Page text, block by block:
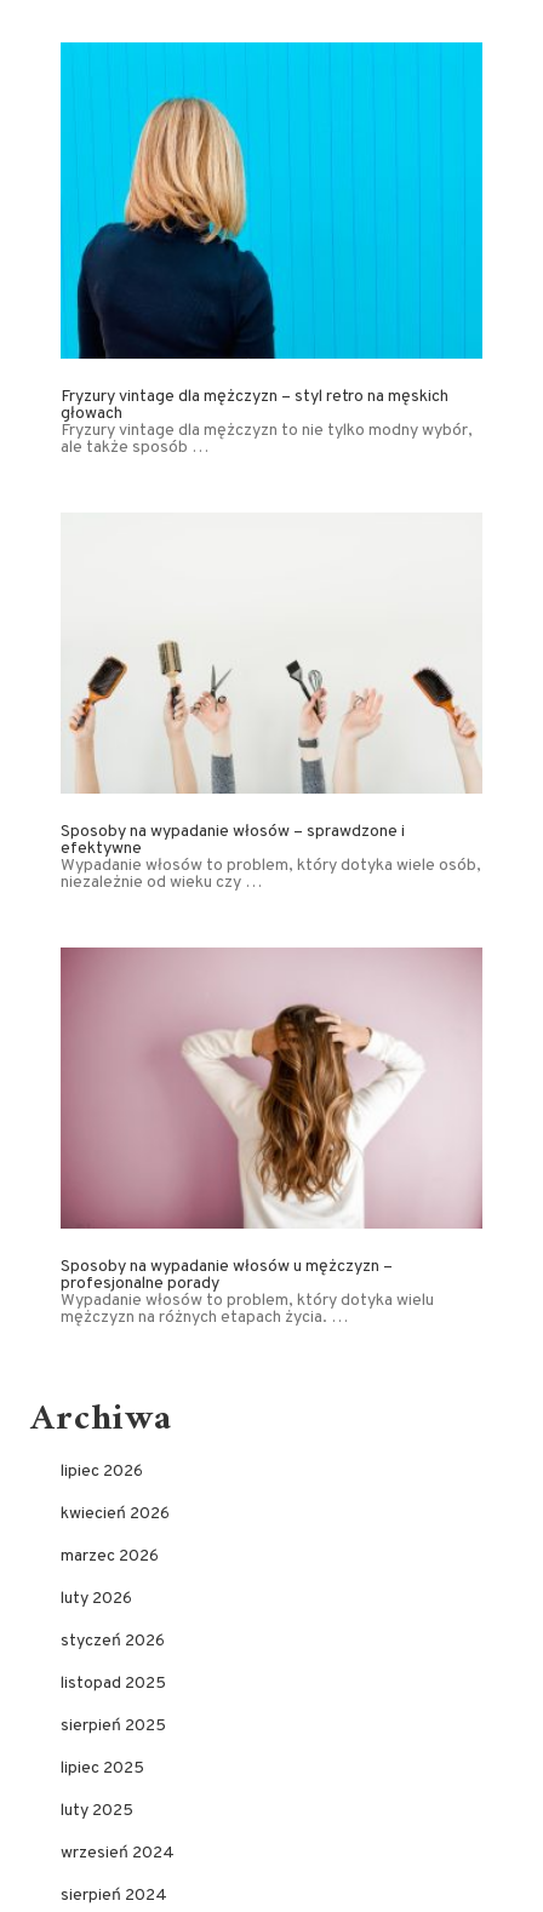
Fryzury vintage dla mężczyzn – styl retro na męskich
głowach
Fryzury vintage dla mężczyzn to nie tylko modny wybór,
ale także sposób …
Sposoby na wypadanie włosów – sprawdzone i
efektywne
Wypadanie włosów to problem, który dotyka wiele osób,
niezależnie od wieku czy …
Sposoby na wypadanie włosów u mężczyzn –
profesjonalne porady
Wypadanie włosów to problem, który dotyka wielu
mężczyzn na różnych etapach życia. …
Archiwa
lipiec 2026
kwiecień 2026
marzec 2026
luty 2026
styczeń 2026
listopad 2025
sierpień 2025
lipiec 2025
luty 2025
wrzesień 2024
sierpień 2024